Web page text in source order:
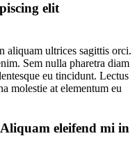
elit
aliquam ultrices sagittis orci.
Sem nulla pharetra diam
eu tincidunt. Lectus
molestie at elementum eu
eleifend mi in